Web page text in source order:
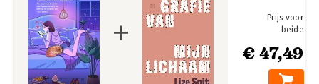
€ 47,49
Prijs voor
beide